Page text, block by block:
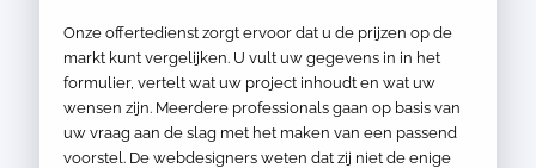
Onze offertedienst zorgt ervoor dat u de prijzen op de
markt kunt vergelijken. U vult uw gegevens in in het
formulier, vertelt wat uw project inhoudt en wat uw
wensen zijn. Meerdere professionals gaan op basis van
uw vraag aan de slag met het maken van een passend
voorstel. De webdesigners weten dat zij niet de enige